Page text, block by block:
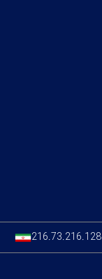
216.73.216.128